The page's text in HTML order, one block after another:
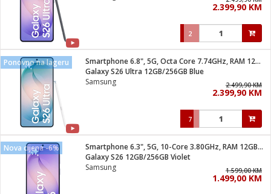
2.399,90 KM
2
Ponovno na lageru
Smartphone 6.8", 5G, Octa Core 7.74GHz, RAM 12GB, 200Mpixel
Galaxy S26 Ultra 12GB/256GB Blue
Samsung
2.499,90 KM
2.399,90 KM
7
Nova cijena -6%
Smartphone 6.3", 5G, 10-Core 3.80GHz, RAM 12GB, 50Mpixel
Galaxy S26 12GB/256GB Violet
Samsung
1.599,00 KM
1.499,00 KM